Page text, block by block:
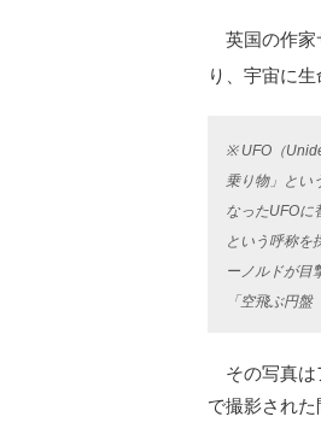
英国の作家
り、宇宙に
※ UFO（
乗り物」とい
なったUFOに
という呼称を
ーノルドが目
「空飛ぶ円
その写真は
で撮影され